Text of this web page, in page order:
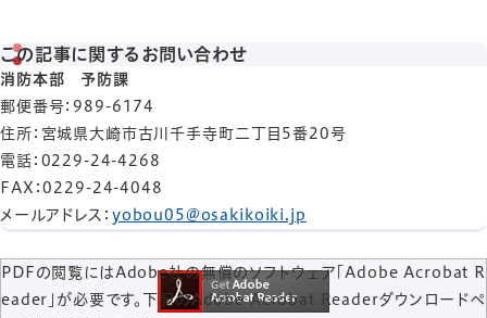
この記事に関するお問い合わせ
消防本部 予防課
郵便番号：989-6174
住所 ：宮城県大崎市古川千手寺町二丁目5番20号
電話 ：0229-24-4268
FAX ：0229-24-4048
メールアドレス ： yobou05@osakikoiki.jp
PDFの閲覧にはAdobe社の無償のソフトウェア「Adobe Acrobat R
eader」が必要です。下記のAdobe Acrobat Readerダウンロードペ